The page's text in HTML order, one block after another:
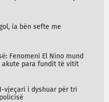
ia bën sefte me
Fenomeni El Nino mund
akute para fundit të vitit
vjeçari i dyshuar për tri